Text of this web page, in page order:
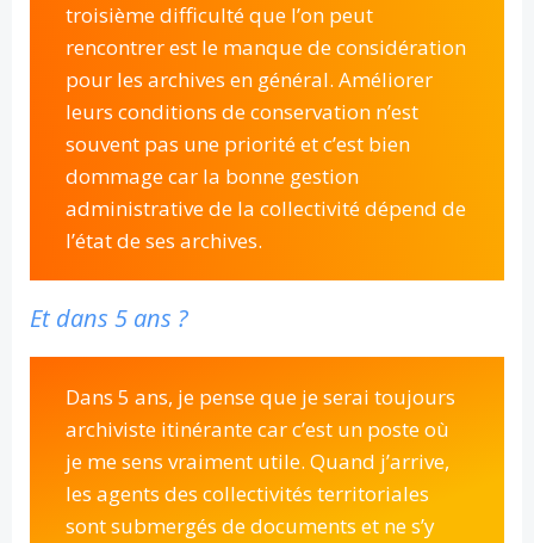
troisième difficulté que l’on peut
rencontrer est le manque de considération
pour les archives en général. Améliorer
leurs conditions de conservation n’est
souvent pas une priorité et c’est bien
dommage car la bonne gestion
administrative de la collectivité dépend de
l’état de ses archives.
Et dans 5 ans ?
Dans 5 ans, je pense que je serai toujours
archiviste itinérante car c’est un poste où
je me sens vraiment utile. Quand j’arrive,
les agents des collectivités territoriales
sont submergés de documents et ne s’y